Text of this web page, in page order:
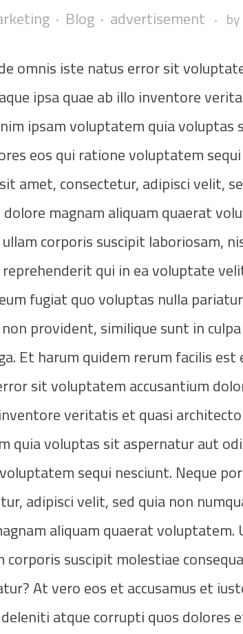
by
advertisement
Blog
omnis iste natus error sit
ipsa quae ab illo inventore
ipsam voluptatem quia
eos qui ratione voluptatem
amet, consectetur, adipisci velit,
magnam aliquam quaerat
corporis suscipit laboriosam,
qui in ea voluptate
fugiat quo voluptas nulla
provident, similique sunt in
Et harum quidem rerum facilis
sit voluptatem accusantium
veritatis et quasi
quia voluptas sit aspernatur aut
sequi nesciunt. Neque
adipisci velit, sed quia non
aliquam quaerat
suscipit molestiae
At vero eos et accusamus et
atque corrupti quos dolores